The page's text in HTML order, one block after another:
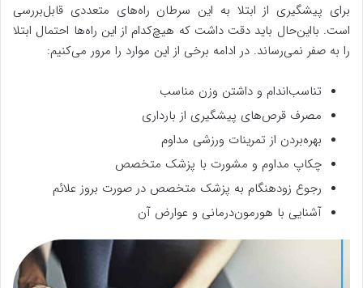
برای پیشگیری از ابتلا به این سرطان راه‌های متعددی قابل‌بررسی
است. بااین‌حال باید دقت داشت که هیچ‌کدام از این راه‌ها احتمال ابتلا
را به صفر نمی‌رساند. در ادامه برخی از این موارد را مرور می‌کنیم:
تناسب‌اندام و داشتن وزن مناسب
مصرف قرص‌های پیشگیری از بارداری
بهره‌بردن از تمرینات ورزشی مداوم
چکاپ مداوم و مشورت با پزشک متخصص
رجوع زودهنگام به پزشک متخصص در صورت بروز علائم
آشنایی با هورمون‌درمانی و عوارض آن